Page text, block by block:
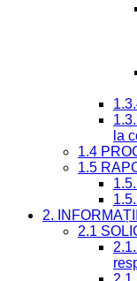
la
1.4
1.5
2.
2.1